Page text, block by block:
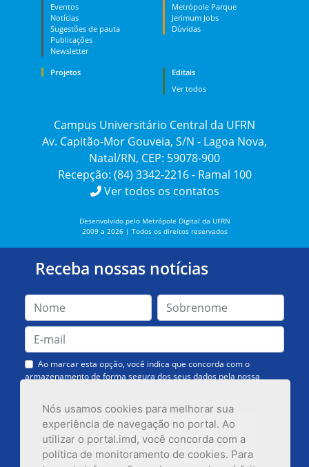
Nós usamos cookies para melhorar sua
experiência de navegação no portal. Ao
utilizar o portal.imd, você concorda com a
política de monitoramento de cookies. Para
Eventos
Notícias
Sugestões de pauta
Publicações
Newsletter
Metrópole Parque
Jerimum Jobs
Dúvidas
Projetos
Editais
Ver todos
Campus Universitário Central da UFRN
Av. Capitão-Mor Gouveia, S/N - Lagoa Nova,
Natal/RN, CEP: 59078-900
Recepção: (84) 3342-2216 - Ramal 100
Ver todos os contatos
Desenvolvido pelo Metrópole Digital da UFRN
2009 a 2026 | Todos os direitos reservados
Receba nossas notícias
Ao marcar esta opção, você indica que concorda com o
armazenamento de forma segura dos seus dados pela nossa